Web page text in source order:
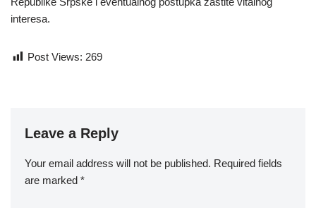
interesa.
Post Views: 269
Leave a Reply
Your email address will not be published. Required fields
are marked *